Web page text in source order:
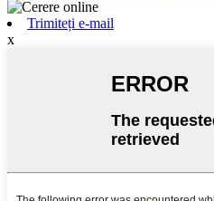
Trimiteți e-mail
x